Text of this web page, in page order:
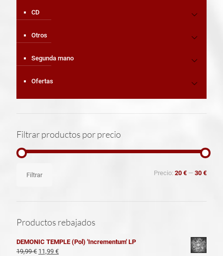
CD
Otros
Segunda mano
Ofertas
Filtrar productos por precio
mínimo
máximo
Filtrar Precio: 20 € — 30 €
Productos rebajados
DEMONIC TEMPLE (Pol) 'Incrementum' LP
19,99€ El
11,99 €El